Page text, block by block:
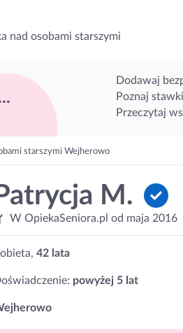
nad osobami starszymi
Dodawaj
Poznaj
Przeczytaj
starszymi Wejherowo
M.
W OpiekaSeniora.pl od maja 2016
42 lata
powyżej 5 lat